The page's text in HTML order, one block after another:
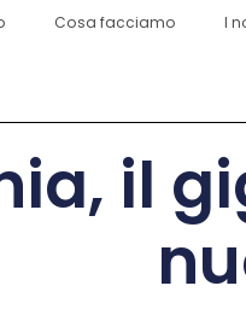
Cosa facciamo I
il